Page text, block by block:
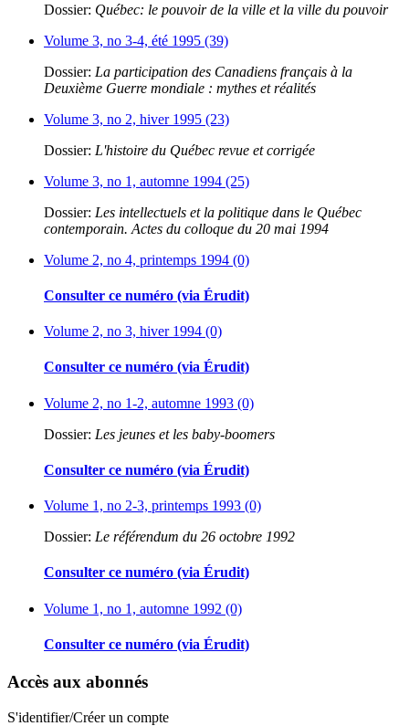
Dossier: Québec: le pouvoir de la ville et la ville du pouvoir
Volume 3, no 3-4, été 1995 (39)
Dossier: La participation des Canadiens français à la
Deuxième Guerre mondiale : mythes et réalités
Volume 3, no 2, hiver 1995 (23)
Dossier: L'histoire du Québec revue et corrigée
Volume 3, no 1, automne 1994 (25)
Dossier: Les intellectuels et la politique dans le Québec
contemporain. Actes du colloque du 20 mai 1994
Volume 2, no 4, printemps 1994 (0)
Consulter ce numéro (via Érudit)
Volume 2, no 3, hiver 1994 (0)
Consulter ce numéro (via Érudit)
Volume 2, no 1-2, automne 1993 (0)
Dossier: Les jeunes et les baby-boomers
Consulter ce numéro (via Érudit)
Volume 1, no 2-3, printemps 1993 (0)
Dossier: Le référendum du 26 octobre 1992
Consulter ce numéro (via Érudit)
Volume 1, no 1, automne 1992 (0)
Consulter ce numéro (via Érudit)
Accès aux abonnés
S'identifier/Créer un compte